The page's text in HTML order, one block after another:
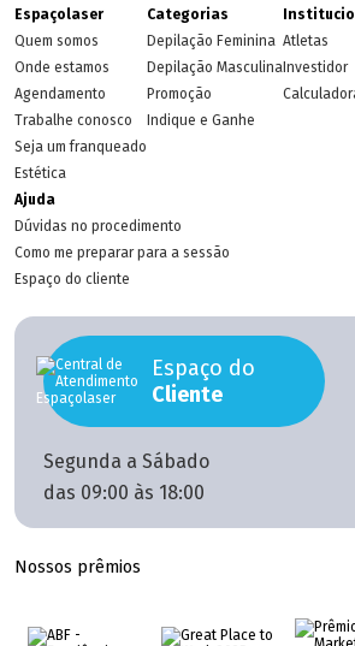
Espaçolaser
Quem somos
Onde estamos
Agendamento
Trabalhe conosco
Seja um franqueado
Estética
Categorias
Depilação Feminina
Depilação Masculina
Promoção
Indique e Ganhe
Atletas
Investidor
Ajuda
Dúvidas no procedimento
Como me preparar para a sessão
Espaço do cliente
Espaço do
Cliente
Segunda a Sábado
das 09:00 às 18:00
Nossos prêmios